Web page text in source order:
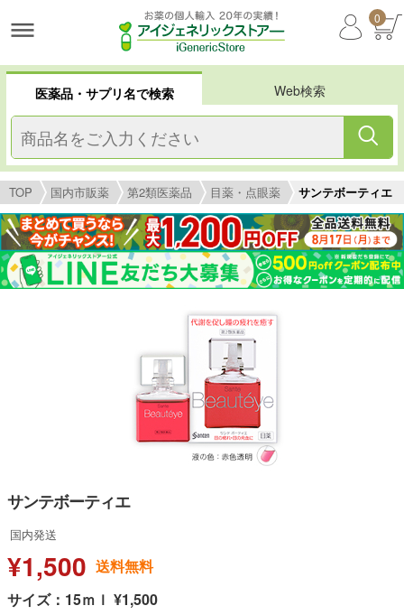
0
医薬品・サプリ名で検索 Web検索
TOP 国内市販薬 第2類医薬品 目薬・点眼薬 サンテボーティエ
サンテボーティエ
国内発送
¥1,500 送料無料
サイズ：15ｍｌ ¥1,500